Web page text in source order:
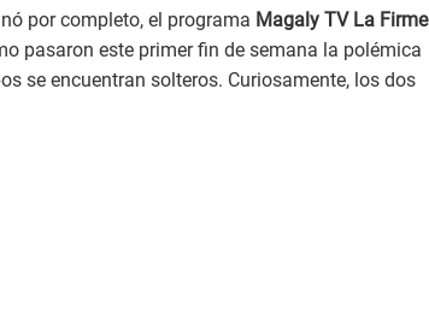
por completo, el programa Magaly TV La Firme
pasaron este primer fin de semana la polémica
se encuentran solteros. Curiosamente, los dos